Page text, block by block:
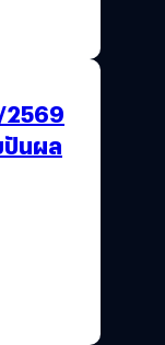
2569
ปันผล